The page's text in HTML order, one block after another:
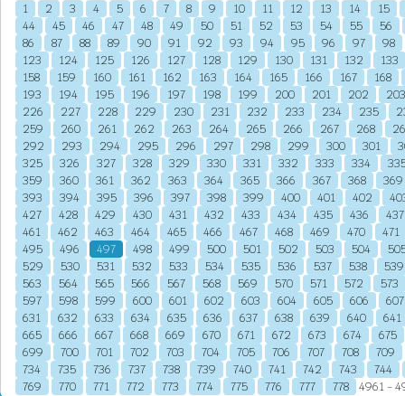
1 2 3 4 5 6 7 8 9 10 11 12 13 14
15
44
45 46 47 48 49 50 51 52 53 54 55
56
86
87 88 89 90 91 92 93 94 95 96 97
98
123
124 125 126 127 128 129 130 131 132
133
158
159 160 161 162 163 164 165 166 167
168
193
194 195 196 197 198 199 200 201 202
203
226
227 228 229 230 231 232 233 234 235
259
260 261 262 263 264 265 266 267 268
292
293 294 295 296 297 298 299 300 301
325
326 327 328 329 330 331 332 333 334
359
360 361 362 363 364 365 366 367 368
369
393
394 395 396 397 398 399 400 401 402
427
428 429 430 431 432 433 434 435 436
437
461
462 463 464 465 466 467 468 469 470
471
495
496 497 498 499 500 501 502 503 504
529
530 531 532 533 534 535 536 537 538
539
563
564 565 566 567 568 569 570 571 572
573
597
598 599 600 601 602 603 604 605 606
607
631
632 633 634 635 636 637 638 639 640
641
665
666 667 668 669 670 671 672 673 674
675
699
700 701 702 703 704 705 706 707 708
709
734
735 736 737 738 739 740 741 742 743
744
769
770 771 772 773 774 775 776 777 778 4961 -